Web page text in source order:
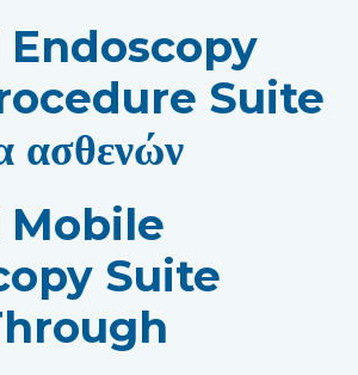
Suite
ασθενών
Suite